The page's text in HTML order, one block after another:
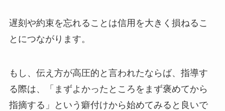
遅刻や約束を忘れることは信用を大きく損ねるこ
とにつながります。
もし、伝え方が高圧的と言われたならば、指導す
る際は、「まずよかったところをまず褒めてから
指摘する」という癖付けから始めてみると良いで